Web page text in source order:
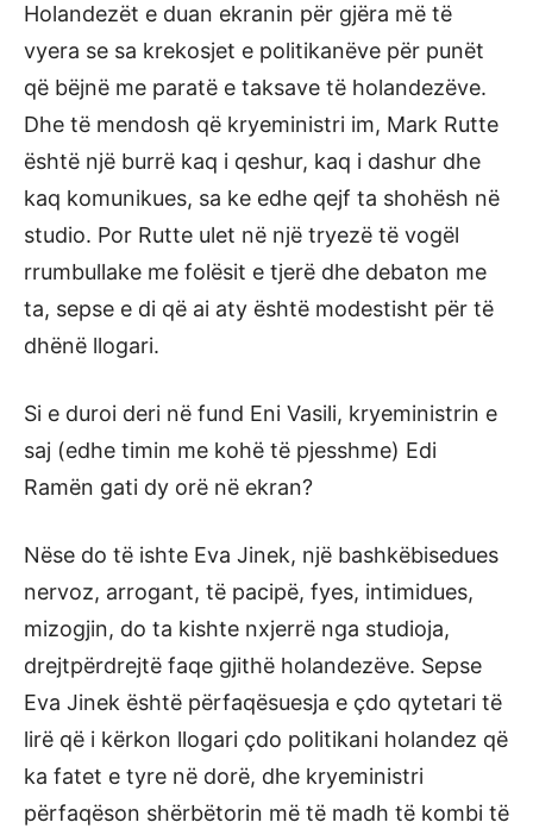
Holandezët e duan ekranin për gjëra më të
vyera se sa krekosjet e politikanëve për punët
që bëjnë me paratë e taksave të holandezëve.
Dhe të mendosh që kryeministri im, Mark Rutte
është një burrë kaq i qeshur, kaq i dashur dhe
kaq komunikues, sa ke edhe qejf ta shohësh në
studio. Por Rutte ulet në një tryezë të vogël
rrumbullake me folësit e tjerë dhe debaton me
ta, sepse e di që ai aty është modestisht për të
dhënë llogari.
Si e duroi deri në fund Eni Vasili, kryeministrin e
saj (edhe timin me kohë të pjesshme) Edi
Ramën gati dy orë në ekran?
Nëse do të ishte Eva Jinek, një bashkëbisedues
nervoz, arrogant, të pacipë, fyes, intimidues,
mizogjin, do ta kishte nxjerrë nga studioja,
drejtpërdrejtë faqe gjithë holandezëve. Sepse
Eva Jinek është përfaqësuesja e çdo qytetari të
lirë që i kërkon llogari çdo politikani holandez që
ka fatet e tyre në dorë, dhe kryeministri
përfaqëson shërbëtorin më të madh të kombi të